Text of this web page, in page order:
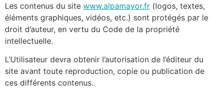
Les contenus du site www.alpamayor.fr (logos, textes,
éléments graphiques, vidéos, etc.) sont protégés par le
droit d’auteur, en vertu du Code de la propriété
intellectuelle.
L’Utilisateur devra obtenir l’autorisation de l’éditeur du
site avant toute reproduction, copie ou publication de
ces différents contenus.